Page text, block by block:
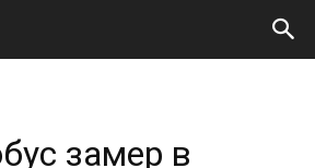
замер в